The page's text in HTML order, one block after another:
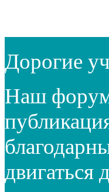
Дорогие
Наш форум
двигаться